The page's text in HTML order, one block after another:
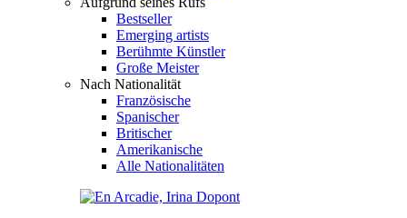
Bestseller
Emerging artists
Berühmte Künstler
Große Meister
Nach Nationalität
Französische
Spanischer
Britischer
Amerikanische
Alle Nationalitäten